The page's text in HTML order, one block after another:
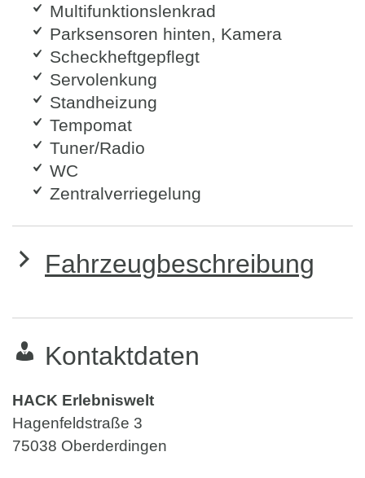
Multifunktionslenkrad
Parksensoren hinten, Kamera
Scheckheftgepflegt
Servolenkung
Standheizung
Tempomat
Tuner/Radio
WC
Zentralverriegelung
Fahrzeugbeschreibung
Kontaktdaten
HACK Erlebniswelt
Hagenfeldstraße 3
75038 Oberderdingen